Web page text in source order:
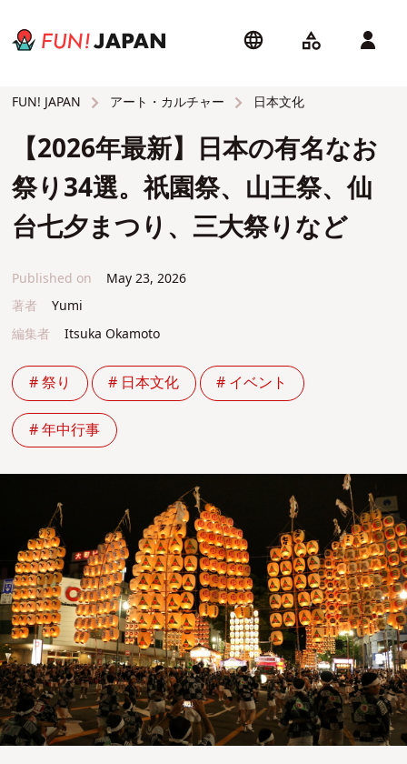
FUN! JAPAN アート・カルチャー 日本文化
【2026年最新】⽇本の有名なお
祭り34選。祇園祭、⼭王祭、仙
台七⼣まつり、三⼤祭りなど
Published on
May 23, 2026
著者
Yumi
編集者
Itsuka Okamoto
# 祭り # 日本文化 # イベント
# 年中行事